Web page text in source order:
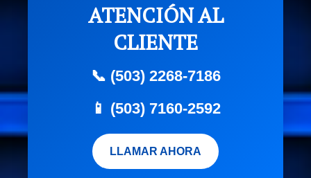
ATENCIÓN AL
CLIENTE
📞 (503) 2268-7186
📱 (503) 7160-2592
LLAMAR AHORA